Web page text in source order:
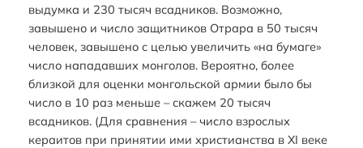
выдумка и 230 тысяч всадников. Возможно,
завышено и число защитников Отрара в 50 тысяч
человек, завышено с целью увеличить «на бумаге»
число нападавших монголов. Вероятно, более
близкой для оценки монгольской армии было бы
число в 10 раз меньше – скажем 20 тысяч
всадников. (Для сравнения – число взрослых
кераитов при принятии ими христианства в XI веке